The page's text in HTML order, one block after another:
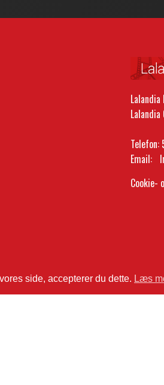
side, accepterer du dette. Læs
Lalandia
Telefon:
Email:
Cookie-